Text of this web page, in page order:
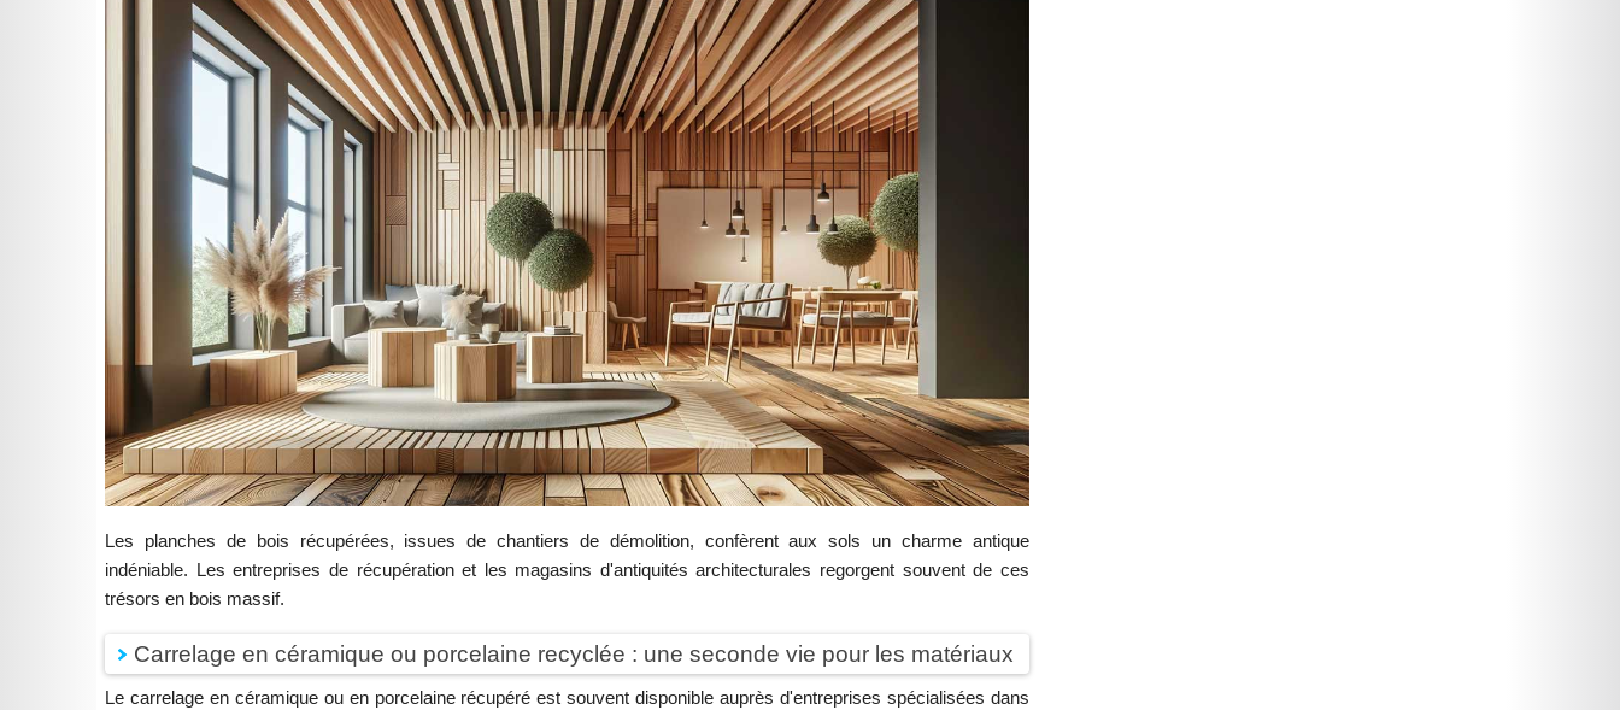
Les planches de bois récupérées, issues de chantiers de démolition, confèrent aux sols un charme antique
indéniable. Les entreprises de récupération et les magasins d'antiquités architecturales regorgent souvent de ces
trésors en bois massif.
Carrelage en céramique ou porcelaine recyclée : une seconde vie pour les matériaux
Le carrelage en céramique ou en porcelaine récupéré est souvent disponible auprès d'entreprises spécialisées dans